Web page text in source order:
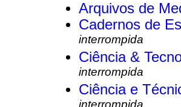
Arquivos de
Cadernos de
interrompida
Ciência &
interrompida
Ciência e